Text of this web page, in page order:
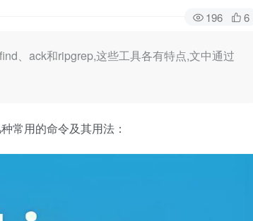
196 6
、ack和ripgrep,这些工具各有特点,文中通过
常用的命令及其用法：